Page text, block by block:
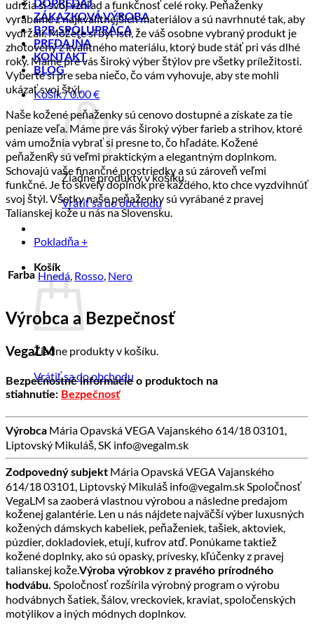
DOPREDAJ
ZÁKAZKOVÁ VÝROBA
B2B SPOLUPRÁCA
PREDAJŇA
KONTAKT
BLOG
Košík /0.00€
Žiadne produkty v košíku.
Vrátiť sa do obchodu
Pokladňa+
Košík
Žiadne produkty v košíku.
Vrátiť sa do obchodu
signál
udržia si svoj vzhľad a funkčnosť celé roky. Peňaženky
vyrábame z najkvalitnejších materiálov a sú navrhnuté tak, aby
vydržali. Môžete si byť istí, že váš osobne vybraný produkt je
zhotovený z kvalitného materiálu, ktorý bude stáť pri vás dlhé
roky. Máme pre vás široký výber štýlov pre všetky príležitosti.
Vyberte si pre seba niečo, čo vám vyhovuje, aby ste mohli
ukázať svoj štýl.
Naše kožené peňaženky sú cenovo dostupné a získate za tie
peniaze veľa. Máme pre vás široký výber farieb a strihov, ktoré
vám umožnia vybrať si presne to, čo hľadáte. Kožené
peňaženky sú veľmi praktickým a elegantným doplnkom.
Schovajú vaše finančné prostriedky a sú zároveň veľmi
funkčné. Je to skvelý doplnok pre každého, kto chce vyzdvihnúť
svoj štýl. Všetky naše peňaženky sú vyrábané z pravej
Talianskej kože u nás na Slovensku.
Farba Hnedá, Rosso, Nero
Výrobca a Bezpečnosť
VegaLM
Bezpečnostné informácie o produktoch na
stiahnutie: Bezpečnosť
Výrobca Mária Opavská VEGA Vajanského 614/18 03101,
Liptovský Mikuláš, SK info@vegalm.sk
Zodpovedný subjekt Mária Opavská VEGA Vajanského
614/18 03101, Liptovský Mikuláš info@vegalm.sk Spoločnosť
VegaLM sa zaoberá vlastnou výrobou a následne predajom
koženej galantérie. Len u nás nájdete najväčší výber luxusných
kožených dámskych kabeliek, peňaženiek, tašiek, aktoviek,
púzdier, dokladoviek, etují, kufrov atď. Ponúkame taktiež
kožené doplnky, ako sú opasky, prívesky, kľúčenky z pravej
talianskej kože.Výroba výrobkov z pravého prírodného
hodvábu. Spoločnosť rozšírila výrobný program o výrobu
hodvábnych šatiek, šálov, vreckoviek, kraviat, spoločenských
motýlikov a iných módnych doplnkov.